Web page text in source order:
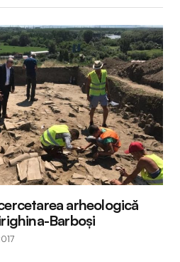
arheologică
Barboşi